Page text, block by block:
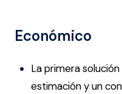
Económico
La primera
estimación y un